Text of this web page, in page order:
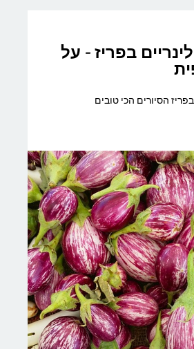
בפריז - על
בפריז הסיורים הכי טובים